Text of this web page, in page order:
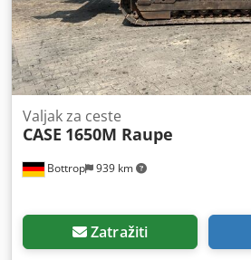
Bottrop 939 km
Valjak za ceste
CASE 1650M Raupe
Zatražiti